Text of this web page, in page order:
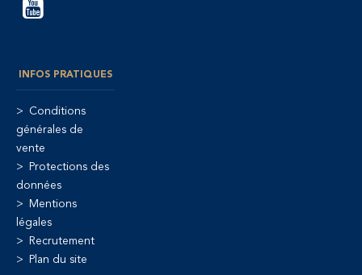
INFOS PRATIQUES
Conditions
générales de
vente
Protections des
données
Mentions
légales
Recrutement
Plan du site